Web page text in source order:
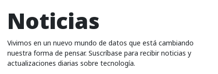
Noticias
Vivimos en un nuevo mundo de datos que está cambiando
nuestra forma de pensar. Suscríbase para recibir noticias y
actualizaciones diarias sobre tecnología.